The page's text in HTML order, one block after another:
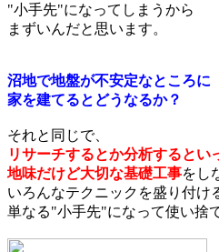
"小手先"になってしまうから
まずいんだと思います。
沼地で地盤が不安定なところに
家を建てるとどうなるか？
それと同じで、
リサーチするとか分析するとい
地味だけど大切な基礎工事をし
いろんなテクニックを盛り付け
単なる"小手先"になって使い捨